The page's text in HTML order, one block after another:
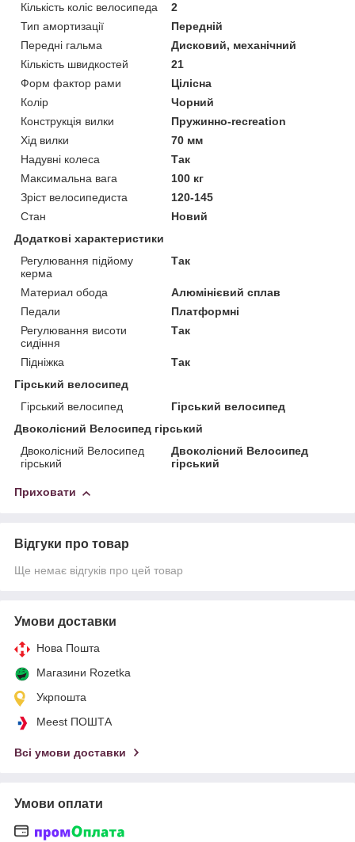
Кількість коліс велосипеда
2
Тип амортизації
Передній
Передні гальма
Дисковий, механічний
Кількість швидкостей
21
Форм фактор рами
Цілісна
Колір
Чорний
Конструкція вилки
Пружинно-recreation
Хід вилки
70 мм
Надувні колеса
Так
Максимальна вага
100 кг
Зріст велосипедиста
120-145
Стан
Новий
Додаткові характеристики
Регулювання підйому
керма
Так
Материал обода
Алюмінієвий сплав
Педали
Платформні
Регулювання висоти
сидіння
Так
Підніжка
Так
Гірський велосипед
Гірський велосипед
Гірський велосипед
Двоколісний Велосипед гірський
Двоколісний Велосипед
гірський
Двоколісний Велосипед
гірський
Приховати
Відгуки про товар
Ще немає відгуків про цей товар
Умови доставки
Нова Пошта
Магазини Rozetka
Укрпошта
Meest ПОШТА
Всі умови доставки
Умови оплати